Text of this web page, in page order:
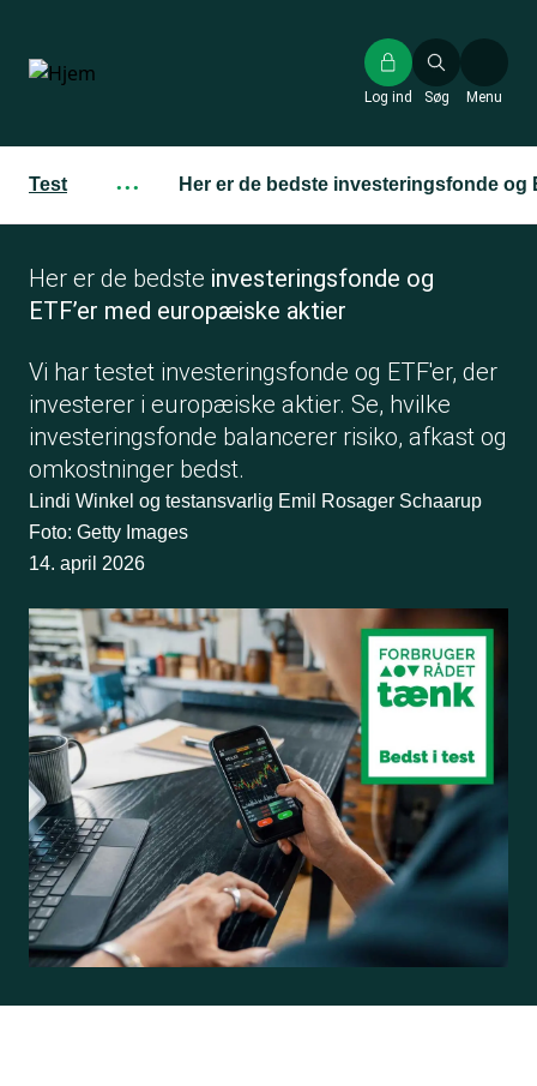
hovedindhold
Søg
Log ind Menu
Test ··· Her er de bedste investeringsfonde og
Her er de bedste investeringsfonde og
ETF’er med europæiske aktier
Vi har testet investeringsfonde og ETF'er, der
investerer i europæiske aktier. Se, hvilke
investeringsfonde balancerer risiko, afkast og
omkostninger bedst.
Lindi Winkel og testansvarlig Emil Rosager Schaarup
Foto: Getty Images
14. april 2026